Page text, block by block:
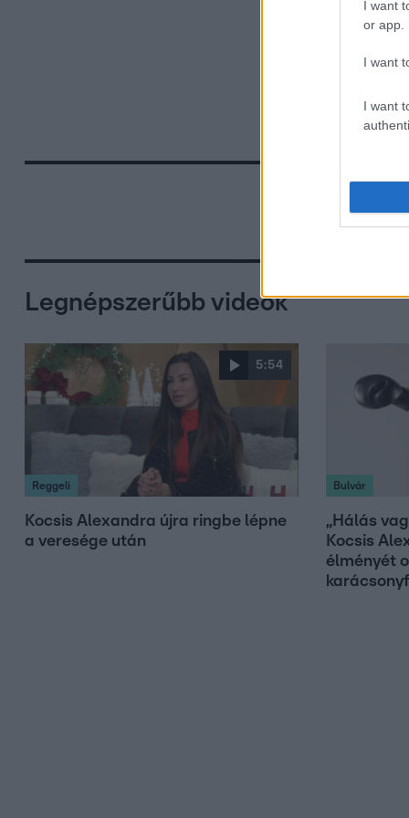
I want
or app.
I want
I want
Legnépszerűbb videók
5:54
Reggeli
Kocsis Alexandra újra ringbe lépne
a veresége után
Bulvár
„Hálás
Kocsis
élményét